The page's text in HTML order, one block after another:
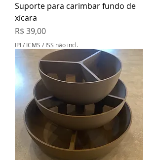
Suporte para carimbar fundo de
xícara
Preço
R$ 39,00
IPI / ICMS / ISS não incl.